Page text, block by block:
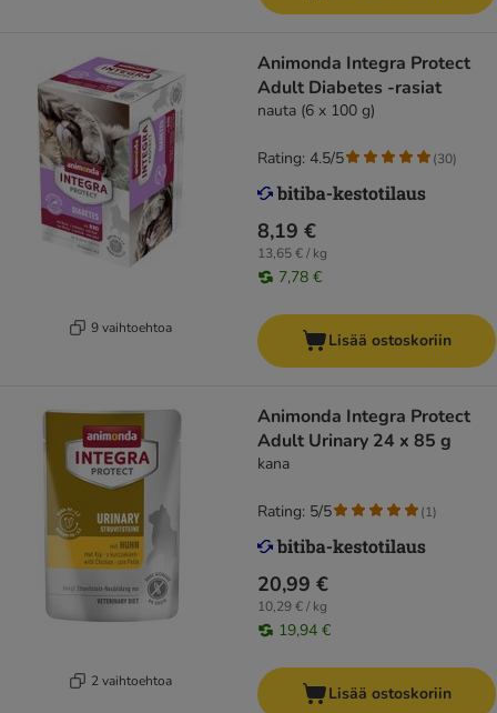
9 vaihtoehtoa
Animonda Integra Protect
Adult Diabetes -rasiat
nauta (6 x 100 g)
8,19 €
13,65 € / kg
7,78 €
Rating: 4.5/5 (30)
Lisää ostoskoriin
2 vaihtoehtoa
Animonda Integra Protect
Adult Urinary 24 x 85 g
kana
20,99 €
10,29 € / kg
19,94 €
Rating: 5/5 (1)
Lisää ostoskoriin